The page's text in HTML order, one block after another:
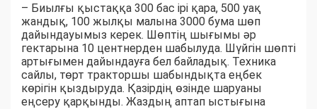
– Биылғы қыстаққа 300 бас ірі қара, 500 уақ
жандық, 100 жылқы малына 3000 бума шөп
дайындауымыз керек. Шөптің шығымы әр
гектарына 10 центнерден шабылуда. Шүйгін шөпті
артығымен дайындауға бел байладық. Техника
сайлы, төрт тракторшы шабындықта еңбек
көрігін қыздыруда. Қазірдің өзінде шаруаны
еңсеру қарқынды. Жаздың аптап ыстығына